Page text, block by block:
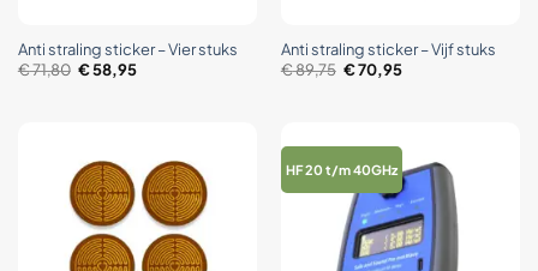
Anti straling sticker – Vier stuks
€71,80 Oorspronkelijke
prijs
€58,95Huidige
Anti straling sticker – Vijf stuks
€89,75 Oorspronkelijke
prijs
€70,95Huidige
HF 20 t/m 40GHz